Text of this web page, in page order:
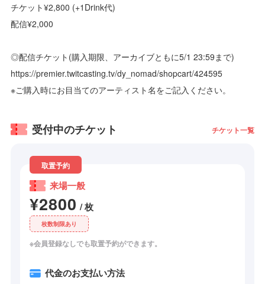
チケット¥2,800 (+1Drink代)
配信¥2,000
◎配信チケット(購入期限、アーカイブともに5/1 23:59まで)
https://premier.twitcasting.tv/dy_nomad/shopcart/424595
※ご購入時にお目当てのアーティスト名をご記入ください。
受付中のチケット チケット一覧
取置予約
来場一般
¥2800 / 枚
枚数制限あり
※会員登録なしでも取置予約ができます。
代金のお支払い方法